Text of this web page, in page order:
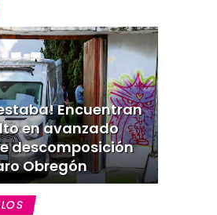
Encuentran
en avanzado
descomposición
Obregón